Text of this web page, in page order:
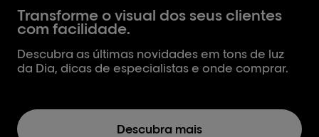
Transforme o visual dos seus clientes
com facilidade.
Descubra as últimas novidades em tons de luz
da Dia, dicas de especialistas e onde comprar.
Descubra mais